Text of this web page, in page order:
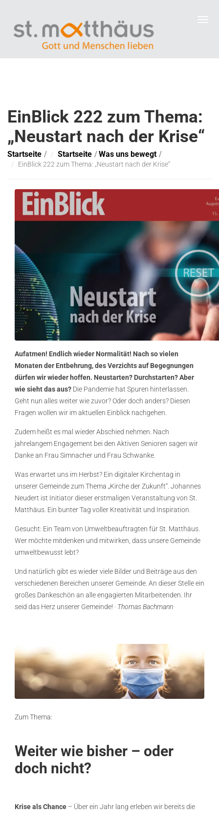
EinBlick 222 zum Thema:
„Neustart nach der Krise“
Startseite Startseite Was uns bewegt
EinBlick 222 zum Thema: „Neustart nach der Krise“
Aufatmen! Endlich wieder Normalität! Nach so vielen
Monaten der Entbehrung, des Verzichts auf Begegnungen
dürfen wir wieder hoffen. Neustarten? Durchstarten? Aber
wie sieht das aus? Die Pandemie hat Spuren hinterlassen.
Geht nun alles weiter wie zuvor? Oder doch anders? Diesen
Fragen wollen wir im aktuellen Einblick nachgehen.
Zudem heißt es mal wieder Abschied nehmen. Nach
jahrelangem Engagement bei den Aktiven Senioren sagen wir
Danke an Frau Simnacher und Frau Schwanke.
Was erwartet uns im Herbst? Ein digitaler Kirchentag in
unserer Gemeinde zum Thema „Kirche der Zukunft“. Johannes
Neudert ist Initiator dieser erstmaligen Veranstaltung von St.
Matthäus. Ein bunter Tag voller Kreativität und Inspiration.
Gesucht: Ein Team von Umweltbeauftragten für St. Matthäus.
Wer möchte mitdenken und mitwirken, dass unsere Gemeinde
umweltbewusst lebt?
Und natürlich gibt es wieder viele Bilder und Beiträge aus den
verschiedenen Bereichen unserer Gemeinde. An dieser Stelle ein
großes Dankeschön an alle engagierten Mitarbeitenden. Ihr
seid das Herz unserer Gemeinde! · Thomas Bachmann
Zum Thema:
Weiter wie bisher – oder
doch nicht?
Krise als Chance – Über ein Jahr lang erleben wir bereits die